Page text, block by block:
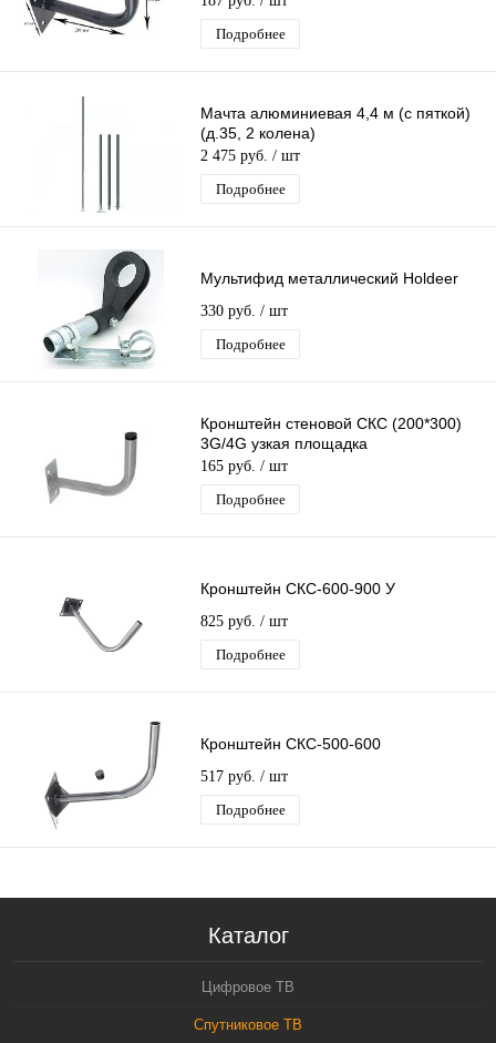
Подробнее
Мачта алюминиевая 4,4 м (с пяткой)
(д.35, 2 колена)
2 475 руб. / шт
Подробнее
Мультифид металлический Holdeer
330 руб. / шт
Подробнее
Кронштейн стеновой СКС (200*300)
3G/4G узкая площадка
165 руб. / шт
Подробнее
Кронштейн СКС-600-900 У
825 руб. / шт
Подробнее
Кронштейн СКС-500-600
517 руб. / шт
Подробнее
Каталог
Цифровое ТВ
Спутниковое ТВ